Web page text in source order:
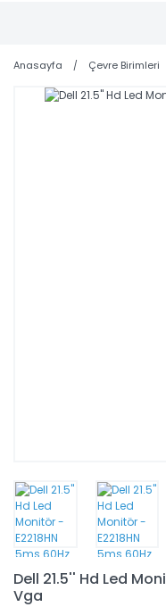
TOPTAN FİYAT ALMAK
SİPARİŞLERİNİZİ
Anasayfa Çevre Birimleri
Dell 21.5'' Hd Led
Vga